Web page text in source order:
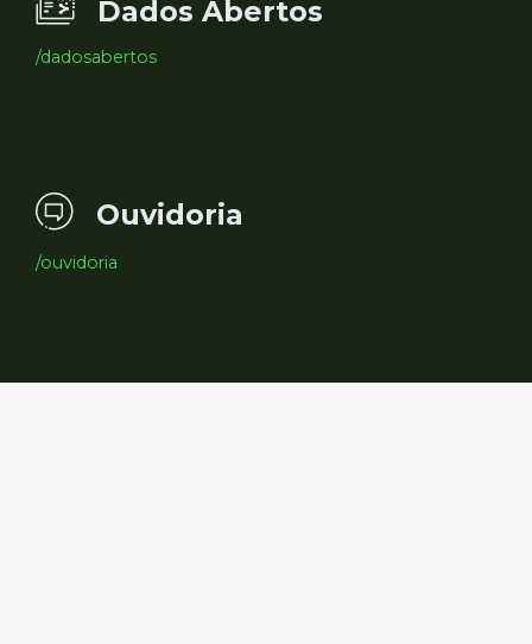
Dados Abertos
/dadosabertos
Ouvidoria
/ouvidoria